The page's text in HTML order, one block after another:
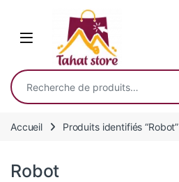
Recherche pour :
Accueil Produits identifiés “Robot”
Robot